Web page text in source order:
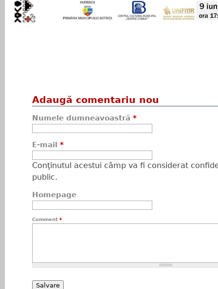
Adaugă comentariu nou
Numele dumneavoastră *
E-mail *
Conţinutul acestui câmp va fi considerat
public.
Homepage
Comment *